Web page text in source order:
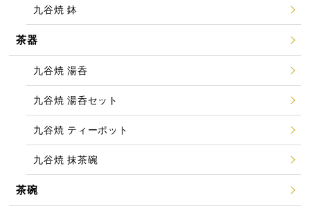
九谷焼 鉢
茶器
九谷焼 湯呑
九谷焼 湯呑セット
九谷焼 ティーポット
九谷焼 抹茶碗
茶碗